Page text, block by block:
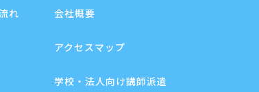
れ 会社概要
アクセスマップ
学校・法人向け講師派遣